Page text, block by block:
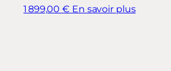
1 899,00 € En savoir plus